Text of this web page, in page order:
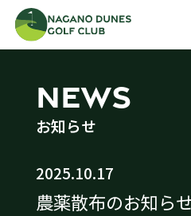
NEWS
お知らせ
2025.10.17
農薬散布のお知ら